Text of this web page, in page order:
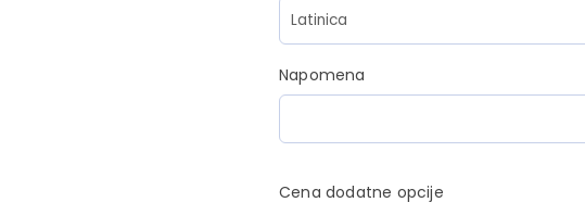
Napomena
Cena dodatne opcije